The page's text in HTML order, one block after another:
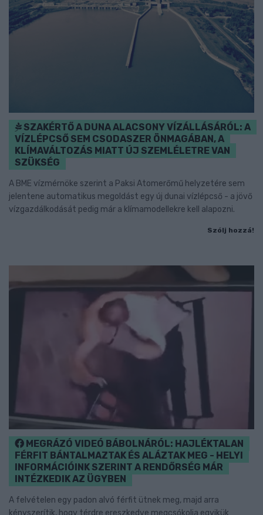
SZAKÉRTŐ A DUNA ALACSONY VÍZÁLLÁSÁRÓL: A
VÍZLÉPCSŐ SEM CSODASZER ÖNMAGÁBAN, A
KLÍMAVÁLTOZÁS MIATT ÚJ SZEMLÉLETRE VAN
SZÜKSÉG
A BME vízmérnöke szerint a Paksi Atomerőmű helyzetére sem
jelentene automatikus megoldást egy új dunai vízlépcső - a jövő
vízgazdálkodását pedig már a klímamodellekre kell alapozni.
Szólj hozzá!
MEGRÁZÓ VIDEÓ BÁBOLNÁRÓL: HAJLÉKTALAN
FÉRFIT BÁNTALMAZTAK ÉS ALÁZTAK MEG - HELYI
INFORMÁCIÓINK SZERINT A RENDŐRSÉG MÁR
INTÉZKEDIK AZ ÜGYBEN
A felvételen egy padon alvó férfit ütnek meg, majd arra